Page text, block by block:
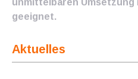
geeignet.
Aktuelles